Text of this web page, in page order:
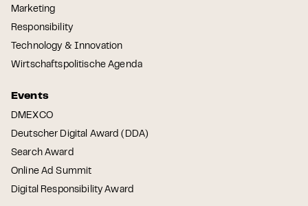
Marketing
Responsibility
Technology & Innovation
Wirtschaftspolitische Agenda
Events
DMEXCO
Deutscher Digital Award (DDA)
Search Award
Online Ad Summit
Digital Responsibility Award